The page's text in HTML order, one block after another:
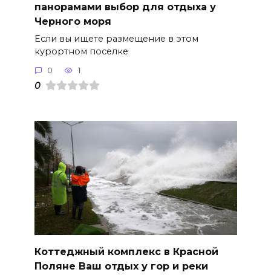
панорамами выбор для отдыха у
Черного моря
Если вы ищете размещение в этом
курортном поселке
0 1
0
Коттеджный комплекс в Красной
Поляне Ваш отдых у гор и реки